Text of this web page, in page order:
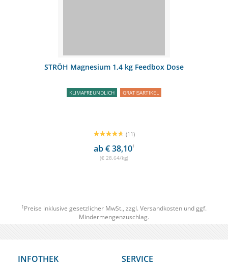
STRÖH Magnesium 1,4 kg Feedbox Dose
KLIMAFREUNDLICH GRATISARTIKEL
(11)
ab € 38,101
(€ 28,64/kg)
1 Preise inklusive gesetzlicher MwSt., zzgl. Versandkosten und ggf.
Mindermengenzuschlag.
INFOTHEK SERVICE